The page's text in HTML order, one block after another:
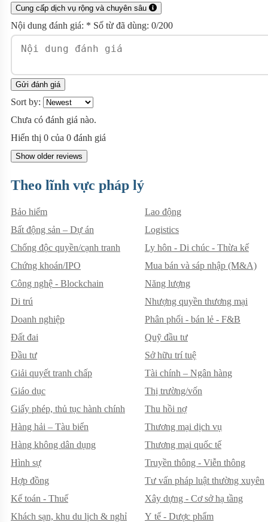
Cung cấp dịch vụ rộng và chuyên sâu
Nội dung đánh giá: * Số từ đã dùng: 0/200
Gửi đánh giá
Sort by:
Chưa có đánh giá nào.
Hiển thị 0 của 0 đánh giá
Show older reviews
Theo lĩnh vực pháp lý
Bảo hiểm
Bất động sản – Dự án
Chống độc quyền/cạnh tranh
Chứng khoán/IPO
Công nghệ - Blockchain
Di trú
Doanh nghiệp
Đất đai
Đầu tư
Giải quyết tranh chấp
Giáo dục
Giấy phép, thủ tục hành chính
Hàng hải – Tàu biển
Hàng không dân dụng
Hình sự
Hợp đồng
Kế toán - Thuế
Khách sạn, khu du lịch & nghỉ
Lao động
Logistics
Ly hôn - Di chúc - Thừa kế
Mua bán và sáp nhập (M&A)
Năng lượng
Nhượng quyền thương mại
Phân phối - bán lẻ - F&B
Quỹ đầu tư
Sở hữu trí tuệ
Tài chính – Ngân hàng
Thị trường/vốn
Thu hồi nợ
Thương mại dịch vụ
Thương mại quốc tế
Truyền thông - Viễn thông
Tư vấn pháp luật thường xuyên
Xây dựng - Cơ sở hạ tầng
Y tế - Dược phẩm